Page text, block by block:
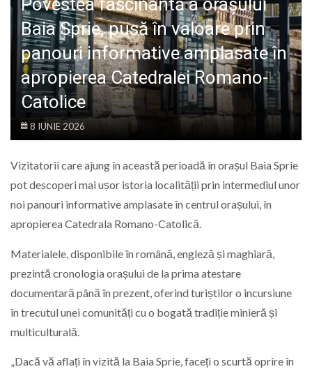
LIFE
Povestea fascinantă a orașului
Baia Sprie, pusă în valoare prin
panouri informative amplasate în
apropierea Catedralei Romano-
Catolice
8 IUNIE 2026
Vizitatorii care ajung în această perioadă în orașul Baia Sprie
pot descoperi mai ușor istoria localității prin intermediul unor
noi panouri informative amplasate în centrul orașului, în
apropiereaCatedrala Romano-Catolică.
Materialele, disponibile în română, engleză și maghiară,
prezintă cronologia orașului de la prima atestare
documentară până în prezent, oferind turiștilor o incursiune
în trecutul unei comunități cu o bogată tradiție minieră și
multiculturală.
„Dacă vă aflați în vizită la Baia Sprie, faceți o scurtă oprire în